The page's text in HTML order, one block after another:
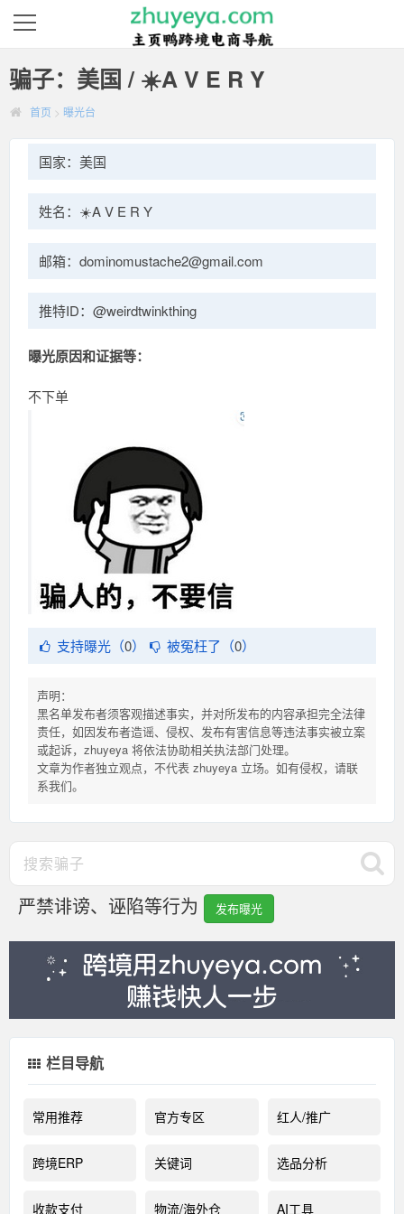
骗子：美国 / ☀️A V E R Y
首页 > 曝光台
国家：美国
姓名：☀️A V E R Y
邮箱：dominomustache2@gmail.com
推特ID：@weirdtwinkthing
曝光原因和证据等：
不下单
支持曝光（0） 被冤枉了（0）
声明：
黑名单发布者须客观描述事实，并对所发布的内容承担完全法律
责任，如因发布者造谣、侵权、发布有害信息等违法事实被立案
或起诉，zhuyeya 将依法协助相关执法部门处理。
文章为作者独立观点，不代表 zhuyeya 立场。如有侵权，请联
系我们。
严禁诽谤、诬陷等行为 发布曝光
栏目导航
常用推荐 官方专区 红人/推广
跨境ERP 关键词 选品分析
收款支付 物流/海外仓 AI工具